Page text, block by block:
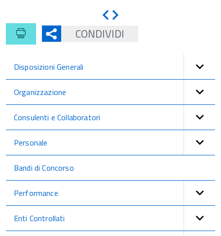
Indietro
CONDIVIDI
Disposizioni Generali
Organizzazione
Consulenti e Collaboratori
Personale
Bandi di Concorso
Performance
Enti Controllati